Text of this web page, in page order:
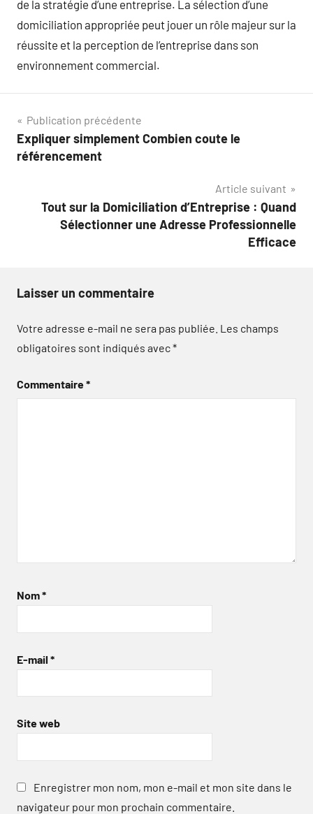
de la stratégie d’une entreprise. La sélection d’une
domiciliation appropriée peut jouer un rôle majeur sur la
réussite et la perception de l’entreprise dans son
environnement commercial.
Navigation
de
Publication précédente
Expliquer simplement Combien coute le
référencement
Article suivant
Tout sur la Domiciliation d’Entreprise : Quand
Sélectionner une Adresse Professionnelle
Efficace
Laisser un commentaire
Votre adresse e-mail ne sera pas publiée. Les champs
obligatoires sont indiqués avec*
Commentaire*
Nom*
E-mail *
Site web
Enregistrer mon nom, mon e-mail et mon site dans le
navigateur pour mon prochain commentaire.